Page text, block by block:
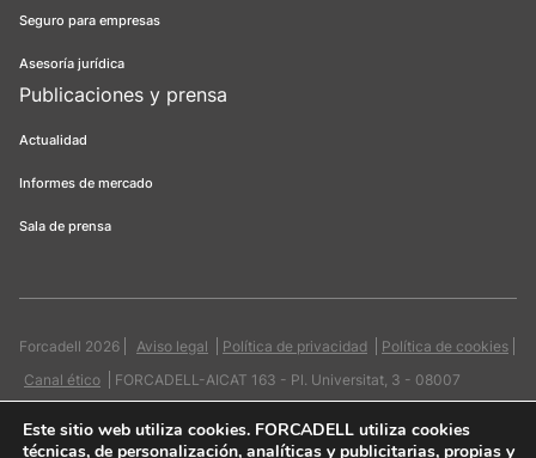
Seguro para empresas
Asesoría jurídica
Publicaciones y prensa
Actualidad
Informes de mercado
Sala de prensa
Forcadell 2026 Aviso legal Política de privacidad
Política de cookies
Canal ético
FORCADELL-AICAT 163 - Pl. Universitat, 3 - 08007
Este sitio web utiliza cookies. FORCADELL utiliza cookies
técnicas, de personalización, analíticas y publicitarias, propias y